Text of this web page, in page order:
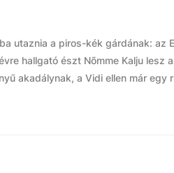
utaznia a piros-kék gárdának: az
hallgató észt Nõmme Kalju lesz
akadálynak, a Vidi ellen már egy